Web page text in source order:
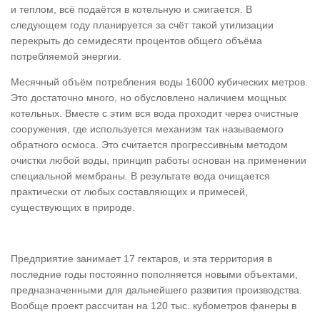
и теплом, всё подаётся в котельную и сжигается. В
следующем году планируется за счёт такой утилизации
перекрыть до семидесяти процентов общего объёма
потребляемой энергии.
Месячный объём потребления воды 16000 кубических метров.
Это достаточно много, но обусловлено наличием мощных
котельных. Вместе с этим вся вода проходит через очистные
сооружения, где используется механизм так называемого
обратного осмоса. Это считается прогрессивным методом
очистки любой воды, принцип работы основан на применении
специальной мембраны. В результате вода очищается
практически от любых составляющих и примесей,
существующих в природе.
Предприятие занимает 17 гектаров, и эта территория в
последние годы постоянно пополняется новыми объектами,
предназначенными для дальнейшего развития производства.
Вообще проект рассчитан на 120 тыс. кубометров фанеры в